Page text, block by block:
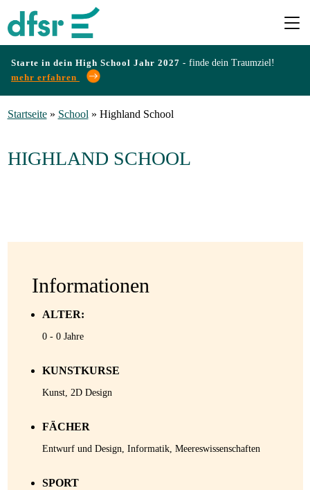
Starte in dein High School Jahr 2027 - finde dein Traumziel!
mehr erfahren
Programme
Erfahrungen
Preise
Gastfamilie
Startseite» School» Highland School
HIGHLAND SCHOOL
Informationen
ALTER:
0 - 0 Jahre
KUNSTKURSE
Kunst, 2D Design
FÄCHER
Entwurf und Design, Informatik, Meereswissenschaften
SPORT